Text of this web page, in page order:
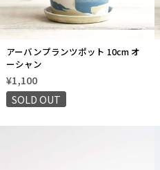
アーバンプランツポット 10cm オ
ーシャン
¥1,100
SOLD OUT